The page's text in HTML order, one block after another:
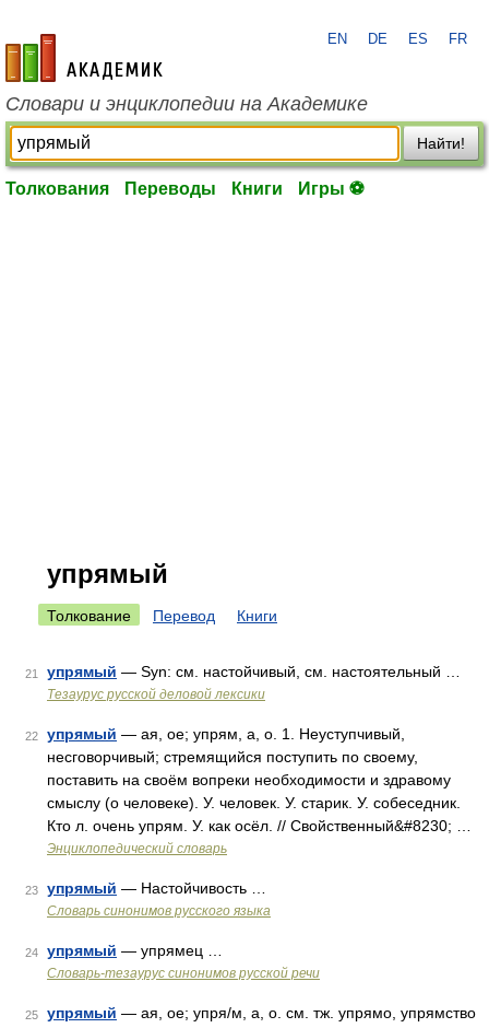
academic.ru
EN DE ES FR
Словари и энциклопедии на Академике
Найти!
Толкования Переводы Книги Игры ⚽
упрямый
Толкование Перевод Книги
21 упрямый — Syn: см. настойчивый, см. настоятельный …
Тезаурус русской деловой лексики
22 упрямый — ая, ое; упрям, а, о. 1. Неуступчивый,
несговорчивый; стремящийся поступить по своему,
поставить на своём вопреки необходимости и здравому
смыслу (о человеке). У. человек. У. старик. У. собеседник.
Кто л. очень упрям. У. как осёл. // Свойственный&#8230; …
Энциклопедический словарь
23 упрямый — Настойчивость …
Словарь синонимов русского языка
24 упрямый — упрямец …
Словарь-тезаурус синонимов русской речи
25 упрямый — ая, ое; упря/м, а, о. см. тж. упрямо, упрямство